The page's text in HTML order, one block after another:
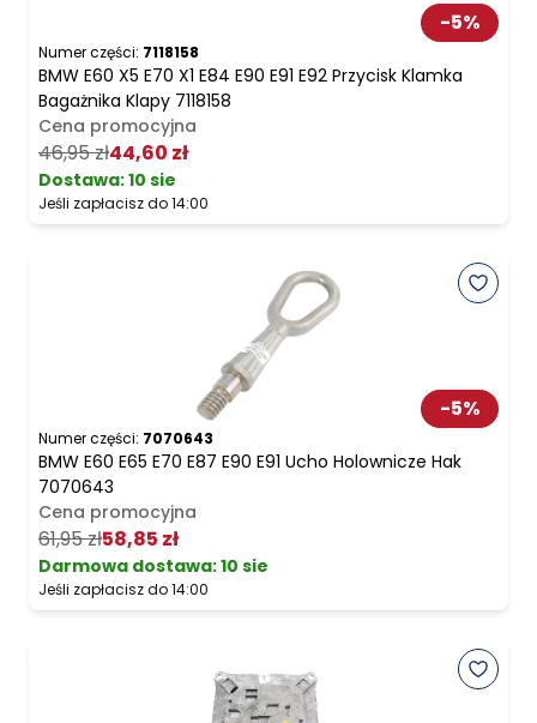
-5%
Numer części: 7118158
BMW E60 X5 E70 X1 E84 E90 E91 E92 Przycisk Klamka
Bagażnika Klapy 7118158
Cena promocyjna
46,95 zł44,60 zł
Dostawa:10 sie
Jeśli zapłacisz do 14:00
-5%
Numer części: 7070643
BMW E60 E65 E70 E87 E90 E91 Ucho Holownicze Hak
7070643
Cena promocyjna
61,95 zł58,85 zł
Darmowa dostawa:10 sie
Jeśli zapłacisz do 14:00